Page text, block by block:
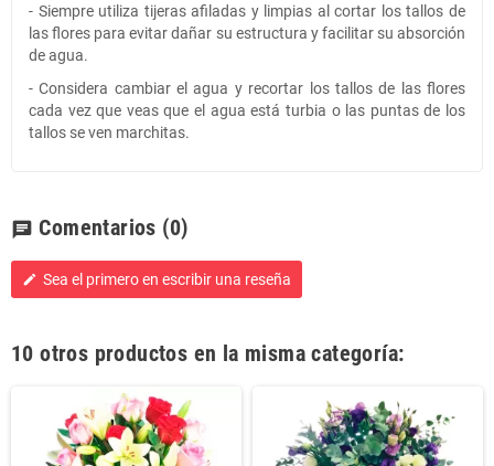
- Siempre utiliza tijeras afiladas y limpias al cortar los tallos de
las flores para evitar dañar su estructura y facilitar su absorción
de agua.
- Considera cambiar el agua y recortar los tallos de las flores
cada vez que veas que el agua está turbia o las puntas de los
tallos se ven marchitas.
chat Comentarios (0)
edit Sea el primero en escribir una reseña
10 otros productos en la misma categoría: